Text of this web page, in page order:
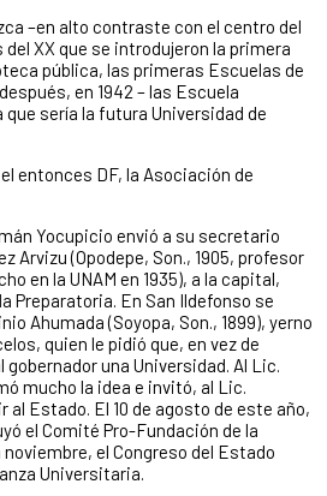
–en alto contraste con el centro del
XX que se introdujeron la primera
pública, las primeras Escuelas de
en 1942 – las Escuela
que sería la futura Universidad de
entonces DF, la Asociación de
Yocupicio envió a su secretario
Arvizu (Opodepe, Son., 1905, profesor
en la UNAM en 1935), a la capital,
Preparatoria. En San Ildefonso se
Ahumada (Soyopa, Son., 1899), yerno
quien le pidió que, en vez de
una Universidad. Al Lic.
mucho la idea e invitó, al Lic.
al Estado. El 10 de agosto de este año,
el Comité Pro-Fundación de la
el Congreso del Estado
Universitaria.